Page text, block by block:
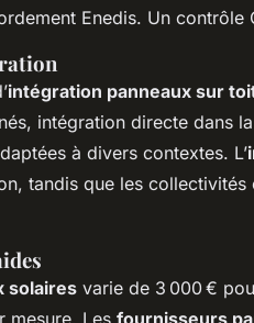
Enedis. Un contrôle
intégration panneaux sur
intégration directe dans
à divers contextes. L’
tandis que les
solaires varie de 3 000 €